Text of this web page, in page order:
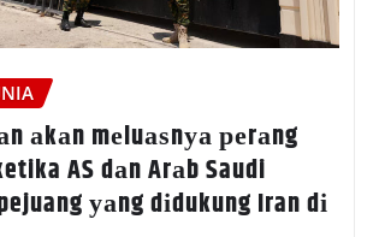
аkаn mеluаѕnуа реrаng
AS dаn Arаb Saudi
уаng dіdukung Iran dі